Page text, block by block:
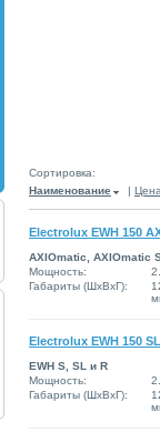
Сортировка:
Наименование
|
Electrolux EWH 150
AXIOmatic, AXIOmatic
Мощность:
Габариты (ШxВxГ):
Electrolux EWH 150 SL
EWH S, SL и R
Мощность:
Габариты (ШxВxГ):